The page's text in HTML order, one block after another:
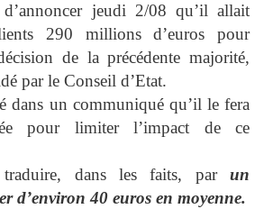
jeudi 2/08 qu’il allait
290 millions d’euros pour
de la précédente majorité,
par le Conseil d’Etat.
dans un communiqué qu’il le fera
pour limiter l’impact de ce
dans les faits, par un
d’environ 40 euros en moyenne.